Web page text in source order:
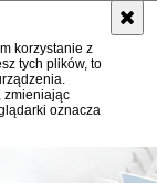
korzystanie z
tych plików, to
zmieniając
oznacza